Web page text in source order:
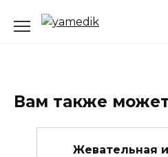
Вам также
Жевательная